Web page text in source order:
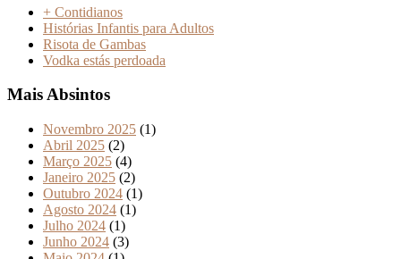
+ Contidianos
Histórias Infantis para Adultos
Risota de Gambas
Vodka estás perdoada
Mais Absintos
Novembro 2025 (1)
Abril 2025 (2)
Março 2025 (4)
Janeiro 2025 (2)
Outubro 2024 (1)
Agosto 2024 (1)
Julho 2024 (1)
Junho 2024 (3)